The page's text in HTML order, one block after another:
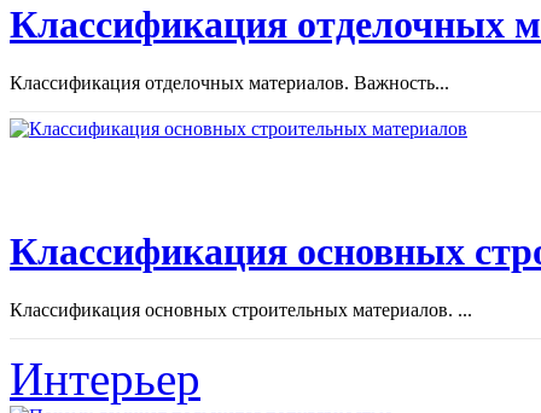
Классификация отделочных
Классификация отделочных материалов. Важность...
Классификация основных
Классификация основных строительных материалов. ...
Интерьер